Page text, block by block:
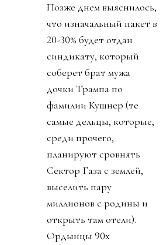
Позже днем выяснилось,
что изначальный пакет в
20-30% будет отдан
синдикату, который
соберет брат мужа
дочки Трампа по
фамилии Кушнер (те
самые дельцы, которые,
среди прочего,
планируют сровнять
Сектор Газа с землей,
выселить пару
миллионов с родины и
открыть там отели).
Ордынцы 90х